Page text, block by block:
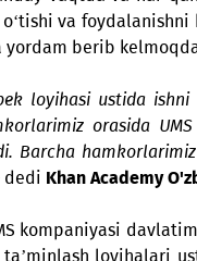
UMS
oshirishda
qanday vaqtda va
o‘tishi va
yordam berib